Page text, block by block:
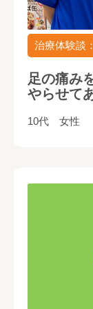
治療体験談
足の痛み
やらせて
10代 女性